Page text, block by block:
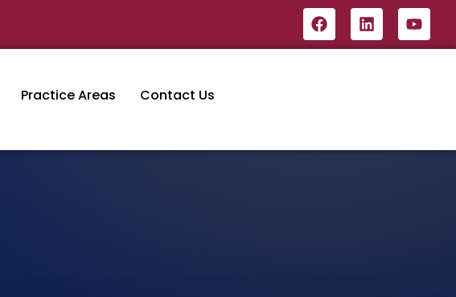
Practice Areas Contact Us